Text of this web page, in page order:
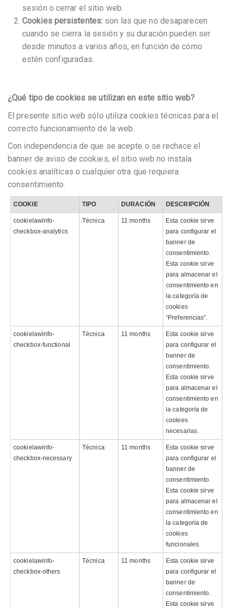
sesión o cerrar el sitio web.
Cookies persistentes: son las que no desaparecen
cuando se cierra la sesión y su duración pueden ser
desde minutos a varios años, en función de cómo
estén configuradas.
¿Qué tipo de cookies se utilizan en este sitio web?
El presente sitio web sólo utiliza cookies técnicas para el
correcto funcionamiento de la web.
Con independencia de que se acepte o se rechace el
banner de aviso de cookies, el sitio web no instala
cookies analíticas o cualquier otra que requiera
consentimiento.
COOKIE TIPO DURACIÓN DESCRIPCIÓN
cookielawinfo-
checkbox-analytics
Técnica 11 months
Esta cookie sirve
para configurar el
banner de
consentimiento.
Esta cookie sirve
para almacenar el
consentimiento en
la categoría de
cookies
“Preferencias”.
cookielawinfo-
checkbox-functional
Técnica 11 months
Esta cookie sirve
para configurar el
banner de
consentimiento.
Esta cookie sirve
para almacenar el
consentimiento en
la categoría de
cookies
necesarias.
cookielawinfo-
checkbox-necessary
Técnica 11 months
Esta cookie sirve
para configurar el
banner de
consentimiento.
Esta cookie sirve
para almacenar el
consentimiento en
la categoría de
cookies
funcionales.
cookielawinfo-
checkbox-others
Técnica 11 months
Esta cookie sirve
para configurar el
banner de
consentimiento.
Esta cookie sirve